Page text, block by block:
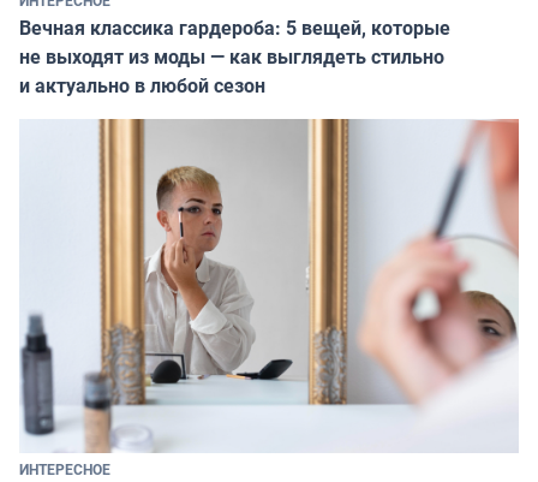
Вечная классика гардероба: 5 вещей, которые
не выходят из моды — как выглядеть стильно
и актуально в любой сезон
ИНТЕРЕСНОЕ